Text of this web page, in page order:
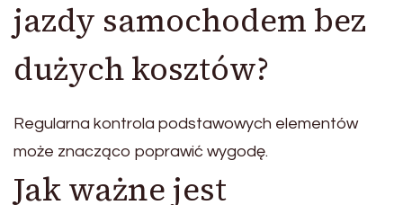
jazdy samochodem bez
dużych kosztów?
Regularna kontrola podstawowych elementów
może znacząco poprawić wygodę.
Jak ważne jest